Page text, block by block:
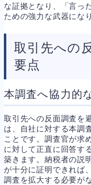
な証拠となり、「言っ
ための強力な武器にな
取引先への
要点
本調査へ協力的
取引先への反面調査を
は、自社に対する本調
ことです。調査官が求
に対して正直に回答す
築きます。納税者の説
が十分に証明できれば
調査を拡大する必要が